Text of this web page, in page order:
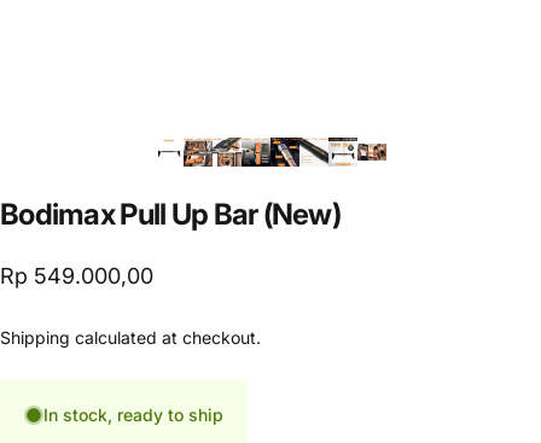
BodimaxPull Up Bar(New)
Rp 549.000,00
Shipping calculated at checkout.
In stock, ready to ship